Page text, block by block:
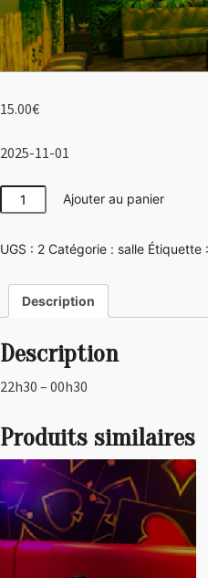
15.00€
2025-11-01
quantité
de
Ajouter au panier
UGS : 2 Catégorie : salle Étiquette :
Description
Description
22h30 – 00h30
Produits similaires